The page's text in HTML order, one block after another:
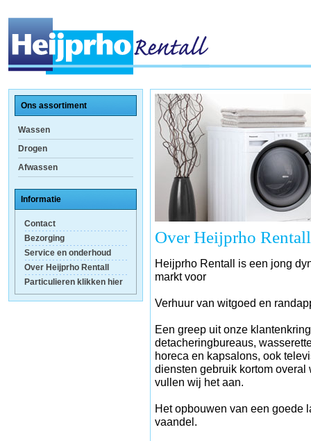
Ons assortiment
Wassen
Drogen
Afwassen
Informatie
Contact
Bezorging
Service en onderhoud
Over Heijprho Rentall
Particulieren klikken hier
Over Heijprho Rentall
Heijprho Rentall is een jong
markt voor
Verhuur van witgoed en
Een greep uit onze
detacheringbureaus,
horeca en kapsalons, ook
diensten gebruik kortom
vullen wij het aan.
Het opbouwen van een goede
vaandel.